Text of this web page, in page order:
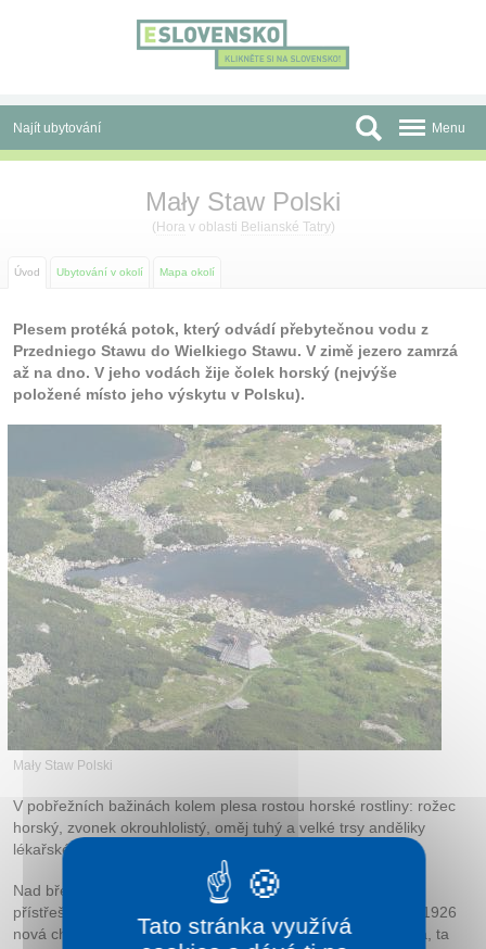
Najít ubytování
Autobusové zájezdy
Před cestou
Atrakce
Kontakt
Menu
Mały Staw Polski
( Hora v oblasti Belianské Tatry)
Úvod Ubytování v okolí Mapa okolí
Plesem protéká potok, který odvádí přebytečnou vodu z
Przedniego Stawu do Wielkiego Stawu. V zimě jezero zamrzá
až na dno. V jeho vodách žije čolek horský (nejvýše
položené místo jeho výskytu v Polsku).
Mały Staw Polski
V pobřežních bažinách kolem plesa rostou horské rostliny: rožec
horský, zvonek okrouhlolistý, oměj tuhý a velké trsy anděliky
lékařské.
Nad břehem jezera byl už postaven v roku 1876 kamenný
přístřešek. V roce 1898 pak dřevěná chata. V letech 1924 –1926
nová chata, která 1945 vyhořela. Po válce znovu nová chata, ta
Tato stránka využívá